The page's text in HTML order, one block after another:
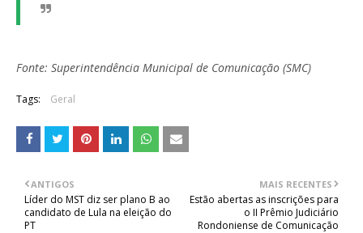
Fonte: Superintendência Municipal de Comunicação (SMC)
Tags: Geral
MAIS RECENTES
Estão abertas as inscrições para
o II Prêmio Judiciário
Rondoniense de Comunicação
ANTIGOS
Líder do MST diz ser plano B ao
candidato de Lula na eleição do
PT